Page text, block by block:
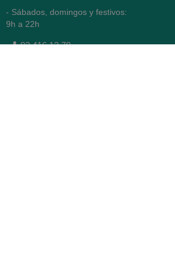
- Sábados, domingos y festivos:
9h a 22h
93 416 12 70